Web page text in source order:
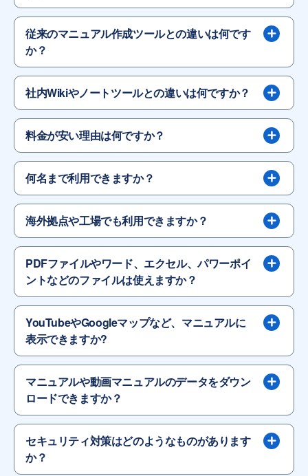
従来のマニュアル作成ツールとの違いは何です
か？
社内Wikiやノートツールとの違いは何ですか？
料金が安い理由は何ですか？
何名まで利用できますか？
海外拠点や工場でも利用できますか？
PDFファイルやワード、エクセル、パワーポイ
ントなどのファイルは使えますか？
YouTubeやGoogleマップなど、マニュアルに
表示できますか?
マニュアルや動画マニュアルのデータをダウン
ロードできますか？
セキュリティ対策はどのようなものがあります
か？